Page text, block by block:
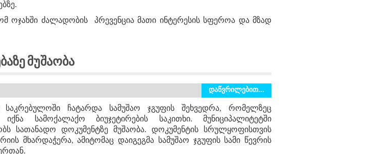
ოჯახში ძალადობის პრევენცია მათი ინტერესის სფეროა და მზად
Მუშაობა
დაწვრილებით...
ჩატარდა სამუშაო ჯგუფის შეხვედრა, რომელზეც
სამოქალაქო ბიუჯეტირების საკითხი. მუნიციპალიტეტში
სათანადო დოკუმენტზე მუშაობა. დოკუმენტის სრულყოფისთვის
მხარდაჭერა, ამიტომაც დაიგეგმა სამუშაო ჯგუფის სამი წევრის